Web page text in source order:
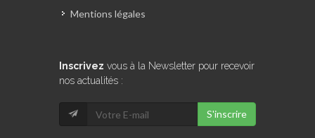
Mentions légales
Inscrivez vous à la Newsletter pour recevoir
nos actualités :
S'inscrire